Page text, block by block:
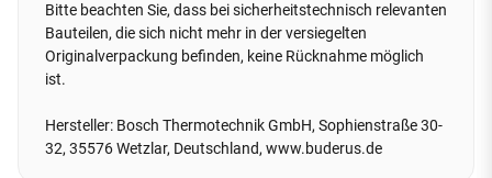
Bitte beachten Sie, dass bei sicherheitstechnisch relevanten
Bauteilen, die sich nicht mehr in der versiegelten
Originalverpackung befinden, keine Rücknahme möglich
ist.
Hersteller: Bosch Thermotechnik GmbH, Sophienstraße 30-
32, 35576 Wetzlar, Deutschland, www.buderus.de